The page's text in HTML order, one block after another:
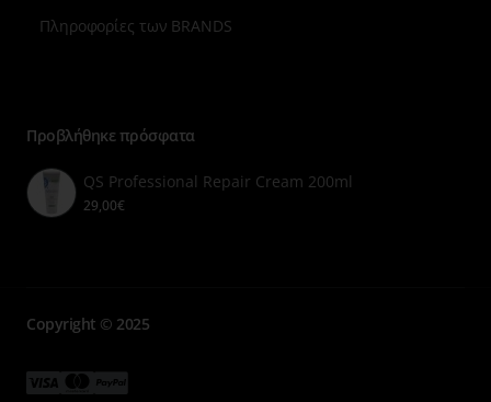
7
Πληροφορίες των BRANDS
Προβλήθηκε πρόσφατα
QS Professional Repair Cream 200ml
29,00€
Copyright © 2025